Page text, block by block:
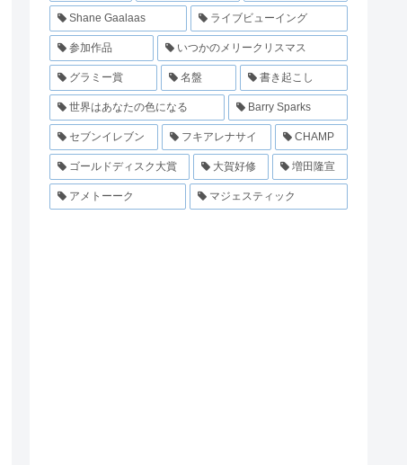
Shane Gaalaas ライブビューイング
参加作品 いつかのメリークリスマス
グラミー賞 名盤 書き起こし
世界はあなたの色になる Barry Sparks
セブンイレブン フキアレナサイ CHAMP
ゴールドディスク大賞 大賀好修 増田隆宣
アメトーーク マジェスティック